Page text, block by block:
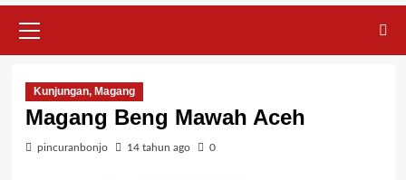
Kunjungan, Magang
Magang Beng Mawah Aceh
pincuranbonjo 14 tahun ago 0